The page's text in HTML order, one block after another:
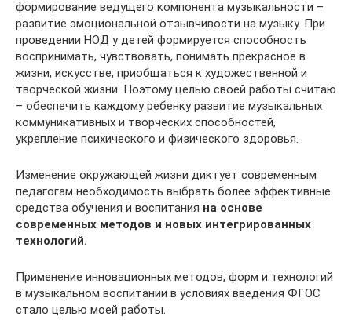
формирование ведущего компонента музыкальности –
развитие эмоциональной отзывчивости на музыку. При
проведении НОД у детей формируется способность
воспринимать, чувствовать, понимать прекрасное в
жизни, искусстве, приобщаться к художественной и
творческой жизни. Поэтому целью своей работы считаю
– обеспечить каждому ребенку развитие музыкальных
коммуникативных и творческих способностей,
укрепление психического и физического здоровья.
Изменение окружающей жизни диктует современным
педагогам необходимость выбрать более эффективные
средства обучения и воспитания на основе
современных методов и новых интегрированных
технологий.
Применение инновационных методов, форм и технологий
в музыкальном воспитании в условиях введения ФГОС
стало целью моей работы.